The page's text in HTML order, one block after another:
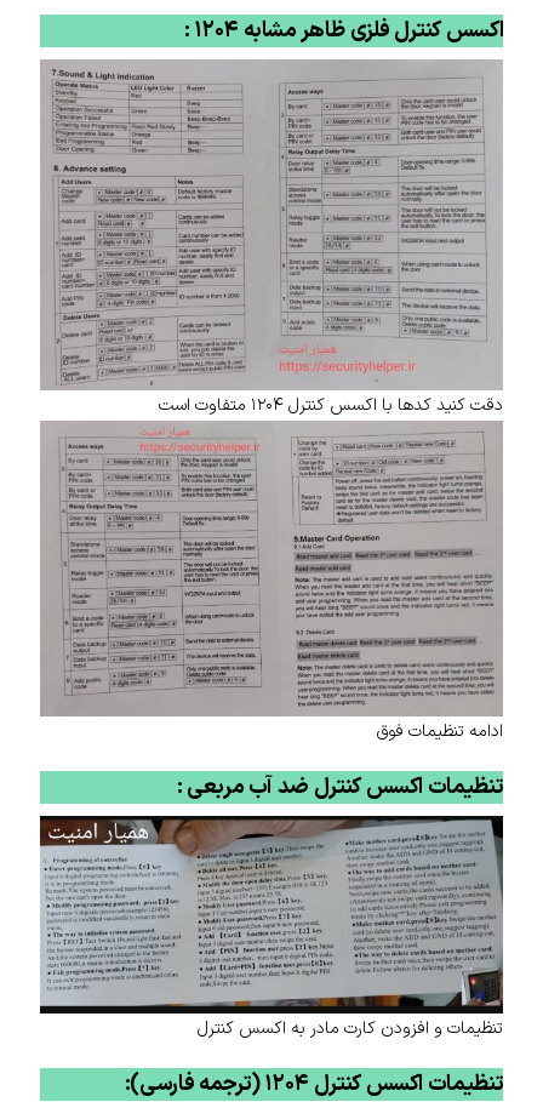
اکسس کنترل فلزی ظاهر مشابه ۱۲۰۴ :
دقت کنید کدها با اکسس کنترل ۱۲۰۴ متفاوت است
ادامه تنظیمات فوق
تنظیمات اکسس کنترل ضد آب مربعی :
تنظیمات و افزودن کارت مادر به اکسس کنترل
تنظیمات اکسس کنترل ۱۲۰۴ (ترجمه فارسی):